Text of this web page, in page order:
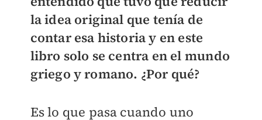
la idea original que tenía de
contar esa historia y en este
libro solo se centra en el mundo
griego y romano. ¿Por qué?
Es lo que pasa cuando uno